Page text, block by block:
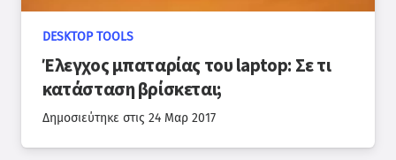
DESKTOP TOOLS
Έλεγχος μπαταρίας του laptop: Σε τι
κατάσταση βρίσκεται;
Δημοσιεύτηκε στις 24 Μαρ 2017